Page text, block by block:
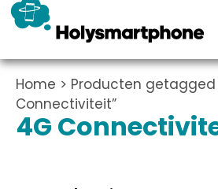
Home > Producten getagged
Connectiviteit”
4G